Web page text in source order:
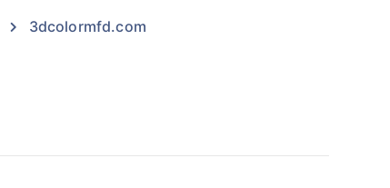
3dcolormfd.com